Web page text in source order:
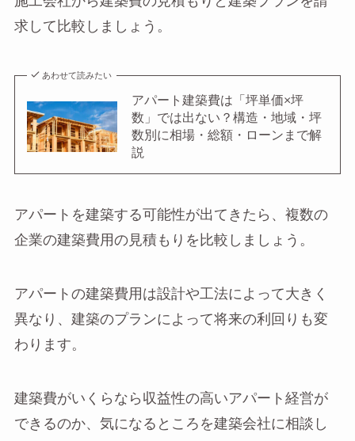
求して比較しましょう。
あわせて読みたい
アパート建築費は「坪単価×坪
数」では出ない？構造・地域・坪
数別に相場・総額・ローンまで解
説
アパートを建築する可能性が出てきたら、複数の
企業の建築費用の見積もりを比較しましょう。
アパートの建築費用は設計や工法によって大きく
異なり、建築のプランによって将来の利回りも変
わります。
建築費がいくらなら収益性の高いアパート経営が
できるのか、気になるところを建築会社に相談し